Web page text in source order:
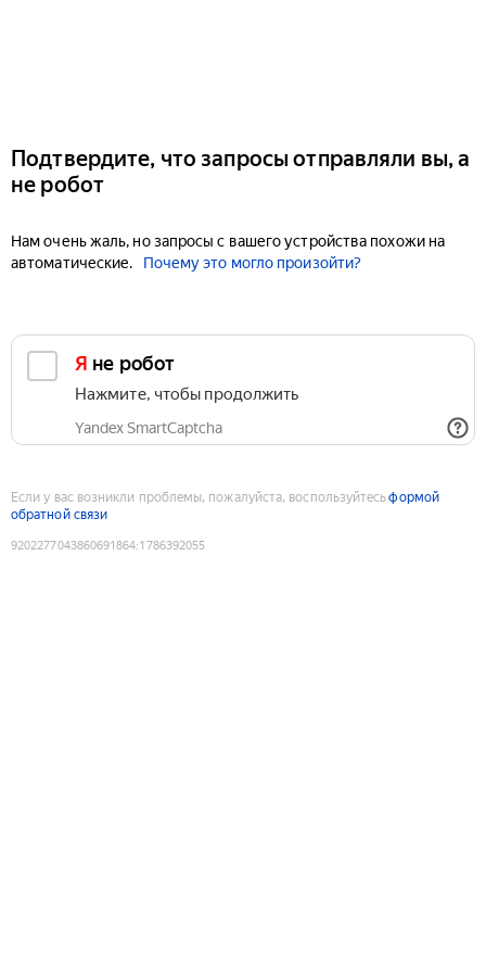
Подтвердите, что запросы отправляли вы, а
не робот
Нам очень жаль, но запросы с вашего устройства похожи на
автоматические.
Почему это могло произойти?
Я не робот
Нажмите, чтобы продолжить
Yandex SmartCaptcha
Если у вас возникли проблемы, пожалуйста, воспользуйтесьформой
обратной связи
9202277043860691864:1786392055